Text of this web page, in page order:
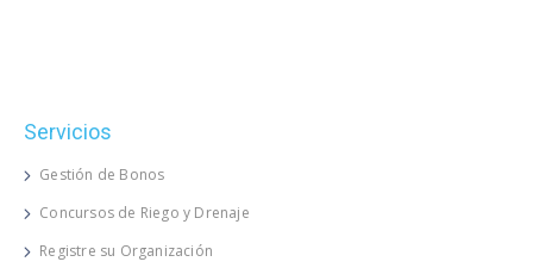
Servicios
Gestión de Bonos
Concursos de Riego y Drenaje
Registre su Organización